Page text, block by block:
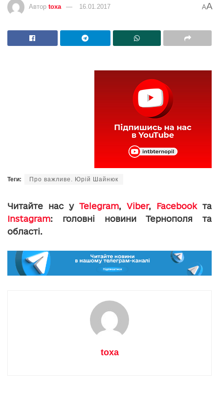
Автор toxa 16.01.2017 AA
Теги: Про важливе. Юрій Шайнюк
Читайте нас у Telegram, Viber, Facebookта
Instagram: головні новини Тернополя та
області.
toxa